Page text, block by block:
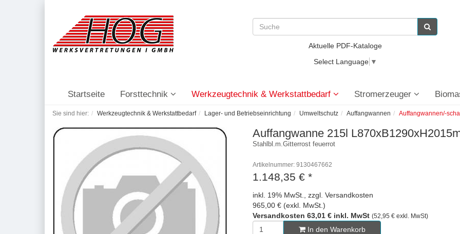
Aktuelle PDF-Kataloge
Select Language ▼
Startseite Forsttechnik Werkzeugtechnik & Werkstattbedarf Stromerzeuger
Sie sind hier: Werkzeugtechnik & Werkstattbedarf Lager- und Betriebseinrichtung Umweltschutz Auffangwannen Auffangwannen/-
Auffangwanne 215l
Stahlbl.m.Gitterrost feuerrot
Artikelnummer: 9130467662
1.148,35 € *
inkl. 19% MwSt., zzgl. Versandkosten
965,00 € (exkl. MwSt.)
Versandkosten 63,01 € inkl. MwSt (52,95 € exkl. MwSt)
In den Warenkorb